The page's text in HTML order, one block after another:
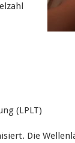
(LPLT)
Die